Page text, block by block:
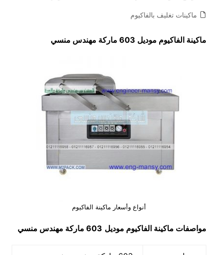
ماكينات تغليف بالفاكيوم
ماكينة الفاكيوم موديل 603 ماركة مهندس منسي
أنواع وأسعار ماكينة الفاكيوم
مواصفات ماكينة الفاكيوم موديل 603 ماركة مهندس منسي